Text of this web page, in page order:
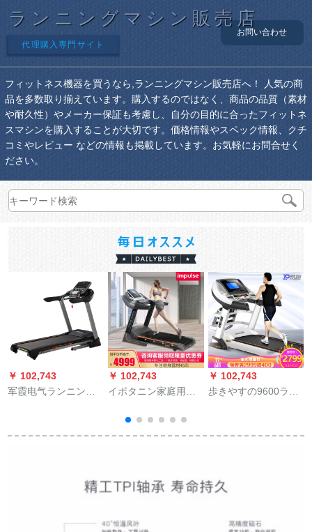
ランニングマシン販売店
代理購入専門サイト
お問い合わせ
フィットネス機器を買うなら,ランニングマシン販売店へ！ 人気の商
品を多数取り揃えています。購入するのではなく、商品の品質（素材
や耐久性）やメーカー保証も考慮し、自分の目的に合ったフィットネ
スマシンを購入することが大切です。価格情報やスペック情報、クチ
コミやレビュー などの情報も掲載しています。お気軽にお問合せく
ださい。
￥ 102,743
军霞电气ランニンニ
レッド器材は折りり
￥ 102,743
イポタニン家庭用ウ
ングプランプランプ
ランプランプランプ
￥ 102,743
歩きやすの9600ラン
音トレー器材アイボ